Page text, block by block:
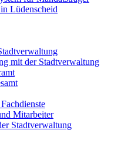
Lüdenscheid
mit der Stadtverwaltung
Mitarbeiter
Stadtverwaltung